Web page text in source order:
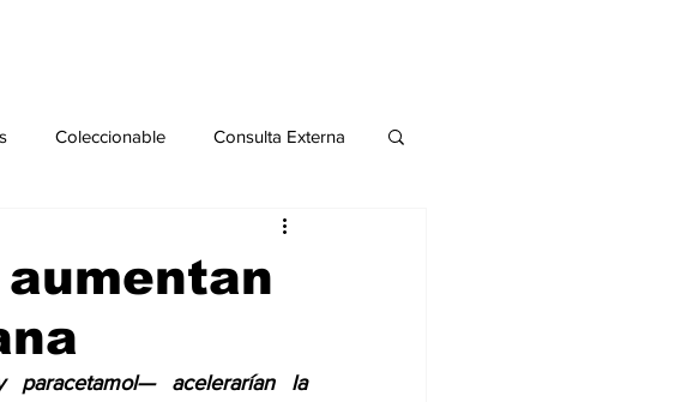
Coleccionable Consulta Externa
Publicaciones
especial
acelerarían la